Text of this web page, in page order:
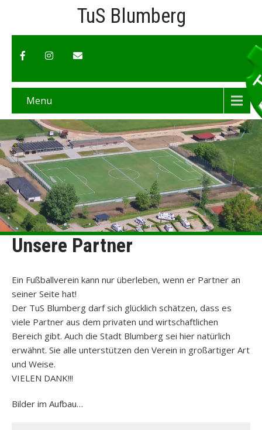
TuS Blumberg
Menu
Unsere Partner
Ein Fußballverein kann nur überleben, wenn er Partner an
seiner Seite hat!
Der TuS Blumberg darf sich glücklich schätzen, dass es
viele Partner aus dem privaten und wirtschaftlichen
Bereich gibt. Auch die Stadt Blumberg sei hier natürlich
erwähnt. Sie alle unterstützen den Verein in großartiger Art
und Weise.
VIELEN DANK!!!
Bilder im Aufbau…